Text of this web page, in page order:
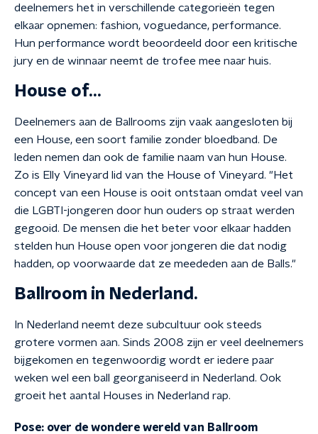
deelnemers het in verschillende categorieën tegen
elkaar opnemen: fashion, voguedance, performance.
Hun performance wordt beoordeeld door een kritische
jury en de winnaar neemt de trofee mee naar huis.
House of…
Deelnemers aan de Ballrooms zijn vaak aangesloten bij
een House, een soort familie zonder bloedband. De
leden nemen dan ook de familie naam van hun House.
Zo is Elly Vineyard lid van the House of Vineyard. "Het
concept van een House is ooit ontstaan omdat veel van
die LGBTI-jongeren door hun ouders op straat werden
gegooid. De mensen die het beter voor elkaar hadden
stelden hun House open voor jongeren die dat nodig
hadden, op voorwaarde dat ze meededen aan de Balls."
Ballroom in Nederland.
In Nederland neemt deze subcultuur ook steeds
grotere vormen aan. Sinds 2008 zijn er veel deelnemers
bijgekomen en tegenwoordig wordt er iedere paar
weken wel een ball georganiseerd in Nederland. Ook
groeit het aantal Houses in Nederland rap.
Pose: over de wondere wereld van Ballroom